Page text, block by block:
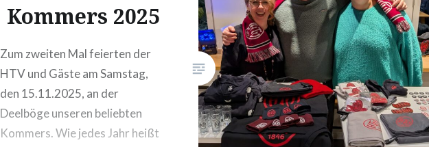
Kommers 2025
Zum zweiten Mal feierten der
HTV und Gäste am Samstag,
den 15.11.2025, an der
Deelböge unseren beliebten
Kommers. Wie jedes Jahr heißt